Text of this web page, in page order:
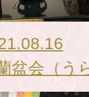
盆会（う